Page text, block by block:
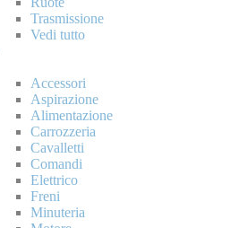
Trasmissione
Vedi tutto
Accessori
Aspirazione
Alimentazione
Carrozzeria
Cavalletti
Comandi
Elettrico
Freni
Minuteria